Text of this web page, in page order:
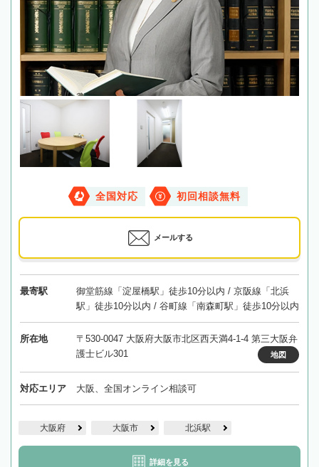
全国対応 初回相談無料
メールする
最寄駅
御堂筋線「淀屋橋駅」徒歩10分以内 / 京阪線「北浜
駅」徒歩10分以内 / 谷町線「南森町駅」徒歩10分以内
所在地
〒530-0047 大阪府大阪市北区西天満4-1-4 第三大阪弁
護士ビル301
地図
対応エリア 大阪、全国オンライン相談可
大阪府 大阪市 北浜駅
詳細を見る